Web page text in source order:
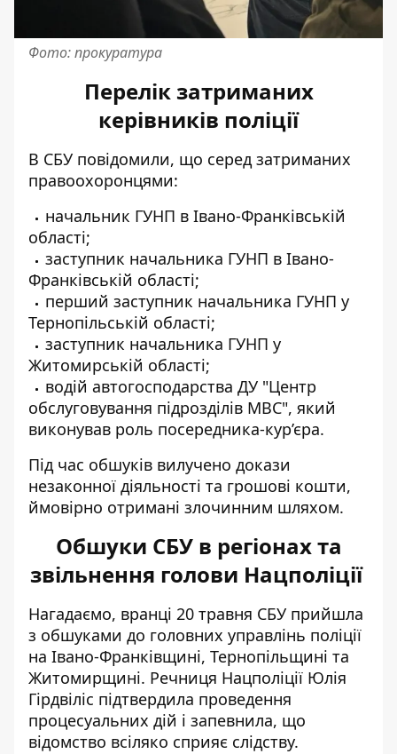
Фото: прокуратура
Перелік затриманих
керівників поліції
В СБУ повідомили, що серед затриманих
правоохоронцями:
начальник ГУНП в Івано-Франківській
області;
заступник начальника ГУНП в Івано-
Франківській області;
перший заступник начальника ГУНП у
Тернопільській області;
заступник начальника ГУНП у
Житомирській області;
водій автогосподарства ДУ "Центр
обслуговування підрозділів МВС", який
виконував роль посередника-кур’єра.
Під час обшуків вилучено докази
незаконної діяльності та грошові кошти,
ймовірно отримані злочинним шляхом.
Обшуки СБУ в регіонах та
звільнення голови Нацполіції
Нагадаємо, вранці 20 травня СБУ прийшла
з обшуками до головних управлінь поліції
на Івано-Франківщині, Тернопільщині та
Житомирщині. Речниця Нацполіції Юлія
Гірдвіліс підтвердила проведення
процесуальних дій і запевнила, що
відомство всіляко сприяє слідству.